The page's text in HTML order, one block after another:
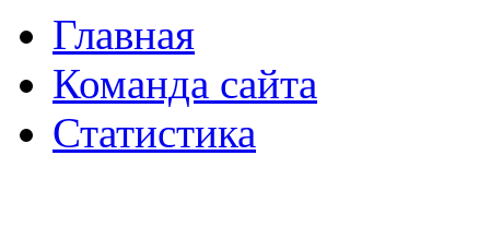
Главная
Команда сайта
Статистика